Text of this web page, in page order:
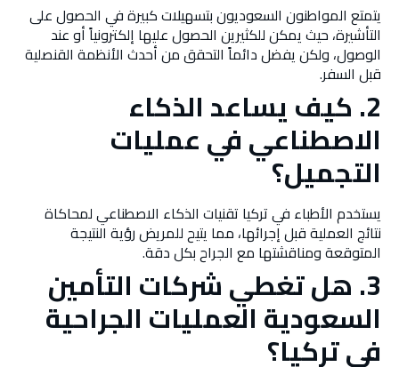
يتمتع المواطنون السعوديون بتسهيلات كبيرة في الحصول على
التأشيرة، حيث يمكن للكثيرين الحصول عليها إلكترونياً أو عند
الوصول، ولكن يفضل دائماً التحقق من أحدث الأنظمة القنصلية
قبل السفر.
2. كيف يساعد الذكاء
الاصطناعي في عمليات
التجميل؟
يستخدم الأطباء في تركيا تقنيات الذكاء الاصطناعي لمحاكاة
نتائج العملية قبل إجرائها، مما يتيح للمريض رؤية النتيجة
المتوقعة ومناقشتها مع الجراح بكل دقة.
3. هل تغطي شركات التأمين
السعودية العمليات الجراحية
في تركيا؟